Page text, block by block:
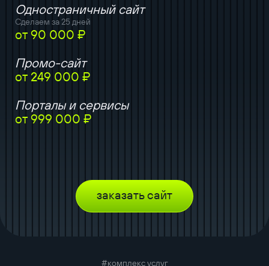
Одностраничный сайт
Сделаем за 25 дней
от 90 000 ₽
Промо-сайт
от 249 000 ₽
Порталы и сервисы
от 999 000 ₽
заказать сайт
#комплекс услуг